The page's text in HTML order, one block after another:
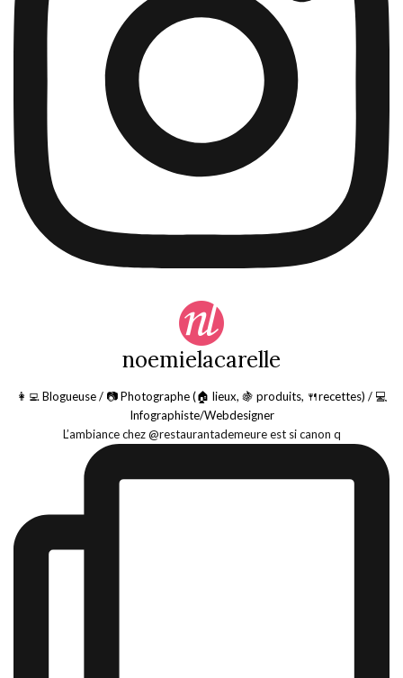
noemielacarelle
👩‍💻 Blogueuse / 📷 Photographe (🏠 lieux, 🍇 produits, 🍴recettes) / 💻
Infographiste/Webdesigner
L’ambiance chez @restaurantademeure est si canon q